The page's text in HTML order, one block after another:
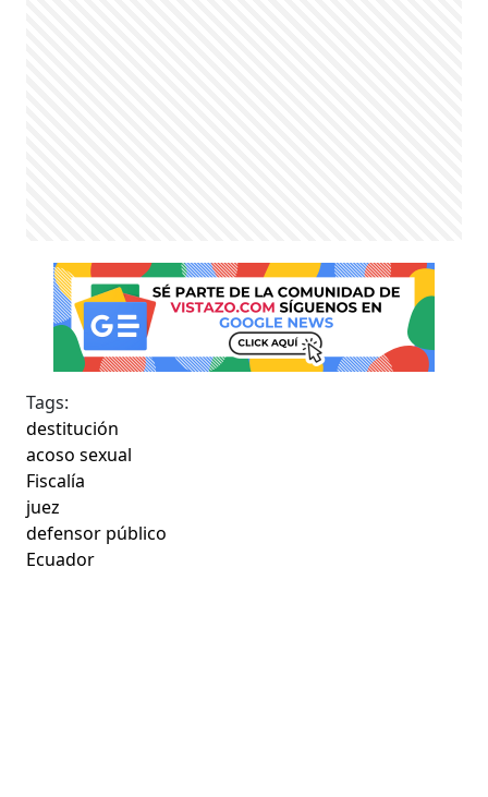
Tags:
destitución
acoso sexual
Fiscalía
juez
defensor público
Ecuador